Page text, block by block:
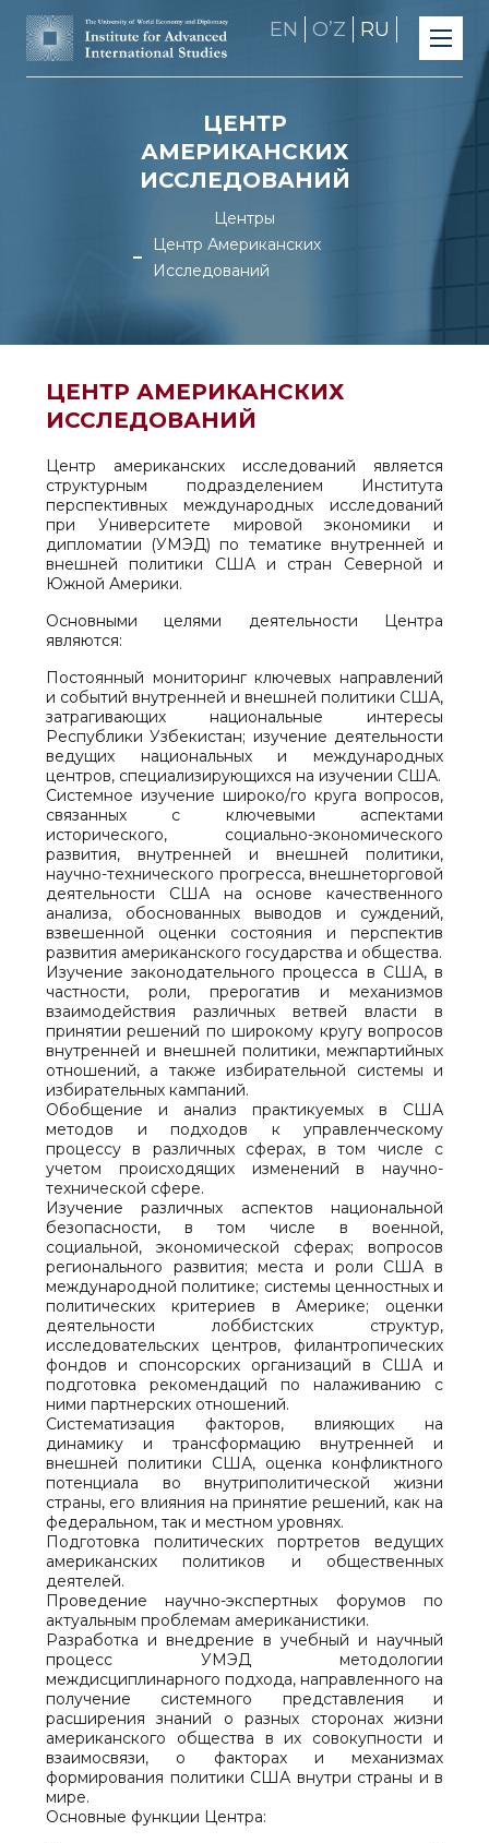
EN OʼZ RU
ЦЕНТР
АМЕРИКАНСКИХ
ИССЛЕДОВАНИЙ
Центры
Центр Американских
Исследований
ЦЕНТР АМЕРИКАНСКИХ
ИССЛЕДОВАНИЙ
Центр американских исследований является
структурным подразделением Института
перспективных международных исследований
при Университете мировой экономики и
дипломатии (УМЭД) по тематике внутренней и
внешней политики США и стран Северной и
Южной Америки.
Основными целями деятельности Центра
являются:
Постоянный мониторинг ключевых направлений
и событий внутренней и внешней политики США,
затрагивающих национальные интересы
Республики Узбекистан; изучение деятельности
ведущих национальных и международных
центров, специализирующихся на изучении США.
Системное изучение широко/го круга вопросов,
связанных с ключевыми аспектами
исторического, социально-экономического
развития, внутренней и внешней политики,
научно-технического прогресса, внешнеторговой
деятельности США на основе качественного
анализа, обоснованных выводов и суждений,
взвешенной оценки состояния и перспектив
развития американского государства и общества.
Изучение законодательного процесса в США, в
частности, роли, прерогатив и механизмов
взаимодействия различных ветвей власти в
принятии решений по широкому кругу вопросов
внутренней и внешней политики, межпартийных
отношений, а также избирательной системы и
избирательных кампаний.
Обобщение и анализ практикуемых в США
методов и подходов к управленческому
процессу в различных сферах, в том числе с
учетом происходящих изменений в научно-
технической сфере.
Изучение различных аспектов национальной
безопасности, в том числе в военной,
социальной, экономической сферах; вопросов
регионального развития; места и роли США в
международной политике; системы ценностных и
политических критериев в Америке; оценки
деятельности лоббистских структур,
исследовательских центров, филантропических
фондов и спонсорских организаций в США и
подготовка рекомендаций по налаживанию с
ними партнерских отношений.
Систематизация факторов, влияющих на
динамику и трансформацию внутренней и
внешней политики США, оценка конфликтного
потенциала во внутриполитической жизни
страны, его влияния на принятие решений, как на
федеральном, так и местном уровнях.
Подготовка политических портретов ведущих
американских политиков и общественных
деятелей.
Проведение научно-экспертных форумов по
актуальным проблемам американистики.
Разработка и внедрение в учебный и научный
процесс УМЭД методологии
междисциплинарного подхода, направленного на
получение системного представления и
расширения знаний о разных сторонах жизни
американского общества в их совокупности и
взаимосвязи, о факторах и механизмах
формирования политики США внутри страны и в
мире.
Основные функции Центра: